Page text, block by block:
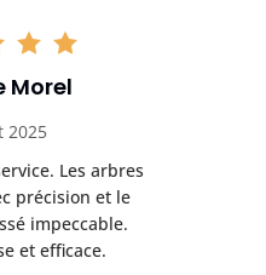
Morel
2025
Les arbres
précision et le
impeccable.
et efficace.